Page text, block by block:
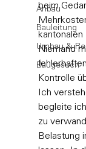
Anbau
Bauleitung
Umbau &
Baugesuch
beim
Niemand
Kontrolle
Ich
begleite
zu
Belastung